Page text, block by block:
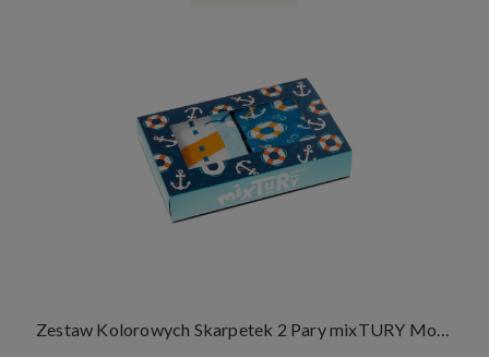
Zestaw Kolorowych Skarpetek 2 Pary mixTURY Morskie Śmieszne Długie Damskie Męskie Latarnia Morska Koła i Kotwice